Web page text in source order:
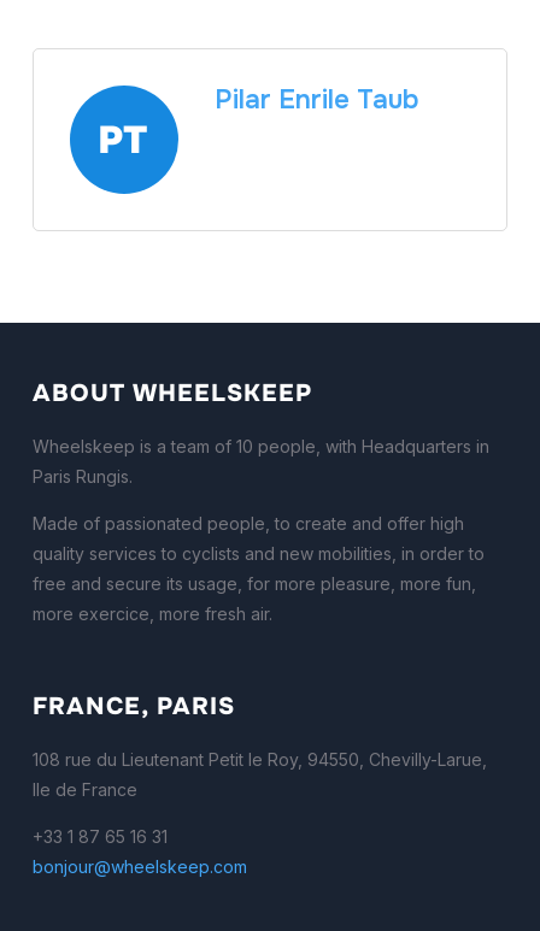
Pilar Enrile Taub
ABOUT WHEELSKEEP
Wheelskeep is a team of 10 people, with Headquarters in
Paris Rungis.
Made of passionated people, to create and offer high
quality services to cyclists and new mobilities, in order to
free and secure its usage, for more pleasure, more fun,
more exercice, more fresh air.
FRANCE, PARIS
108 rue du Lieutenant Petit le Roy, 94550, Chevilly-Larue,
Ile de France
+33 1 87 65 16 31
bonjour@wheelskeep.com